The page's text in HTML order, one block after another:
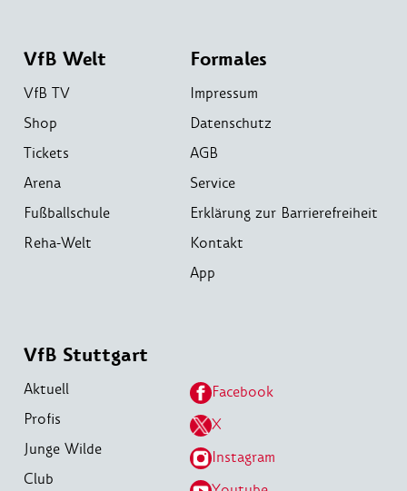
VfB Welt
VfB TV
Shop
Tickets
Arena
Fußballschule
Reha-Welt
Formales
Impressum
Datenschutz
AGB
Service
Erklärung zur Barrierefreiheit
Kontakt
App
VfB Stuttgart
Aktuell
Profis
Junge Wilde
Club
Facebook
X
Instagram